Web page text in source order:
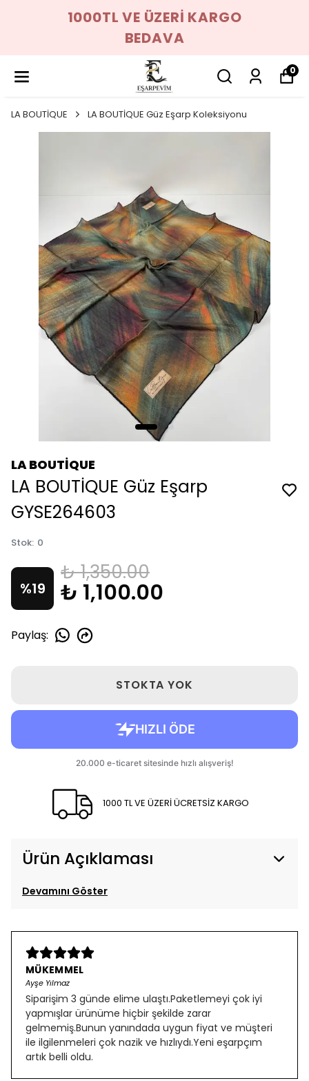
1000TL VE ÜZERİ KARGO
BEDAVA
0
LA BOUTİQUE LA BOUTİQUE Güz Eşarp Koleksiyonu
LA BOUTİQUE
LA BOUTİQUE Güz Eşarp
GYSE264603
Stok: 0
%19
₺ 1,350.00
₺ 1,100.00
Paylaş:
STOKTA YOK
1000 TL VE ÜZERİ ÜCRETSİZ KARGO
Ürün Açıklaması
Devamını Göster
MÜKEMMEL
Ayşe Yılmaz
Siparişim 3 günde elime ulaştı.Paketlemeyi çok iyi
yapmışlar ürünüme hiçbir şekilde zarar
gelmemiş.Bunun yanındada uygun fiyat ve müşteri
ile ilgilenmeleri çok nazik ve hızlıydı.Yeni eşarpçım
artık belli oldu.